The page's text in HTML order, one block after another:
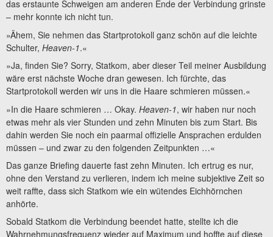
das erstaunte Schweigen am anderen Ende der Verbindung grinste
– mehr konnte ich nicht tun.
»Ähem, Sie nehmen das Startprotokoll ganz schön auf die leichte
Schulter, Heaven-1.«
»Ja, finden Sie? Sorry, Statkom, aber dieser Teil meiner Ausbildung
wäre erst nächste Woche dran gewesen. Ich fürchte, das
Startprotokoll werden wir uns in die Haare schmieren müssen.«
»In die Haare schmieren … Okay. Heaven-1, wir haben nur noch
etwas mehr als vier Stunden und zehn Minuten bis zum Start. Bis
dahin werden Sie noch ein paarmal offizielle Ansprachen erdulden
müssen – und zwar zu den folgenden Zeitpunkten …«
Das ganze Briefing dauerte fast zehn Minuten. Ich ertrug es nur,
ohne den Verstand zu verlieren, indem ich meine subjektive Zeit so
weit raffte, dass sich Statkom wie ein wütendes Eichhörnchen
anhörte.
Sobald Statkom die Verbindung beendet hatte, stellte ich die
Wahrnehmungsfrequenz wieder auf Maximum und hoffte auf diese